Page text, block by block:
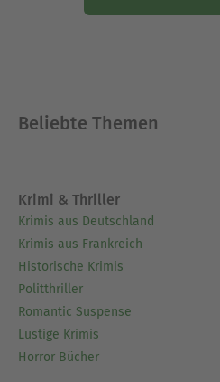
Beliebte Themen
Krimi & Thriller
Krimis aus Deutschland
Krimis aus Frankreich
Historische Krimis
Politthriller
Romantic Suspense
Lustige Krimis
Horror Bücher